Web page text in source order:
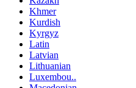
Khmer
Kurdish
Kyrgyz
Latin
Latvian
Lithuanian
Luxembou..